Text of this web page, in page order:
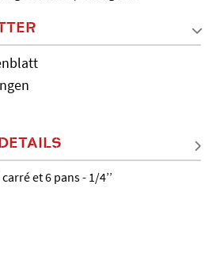
carré et 6 pans - 1/4’’